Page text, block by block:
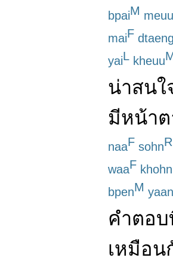
bpaiM
maiF dtaeng
yaiL kheuu
น่าสนใ
มีหน้าต
naaF sohnR
waaF khohn
bpenM
คำตอบ
เหมือน